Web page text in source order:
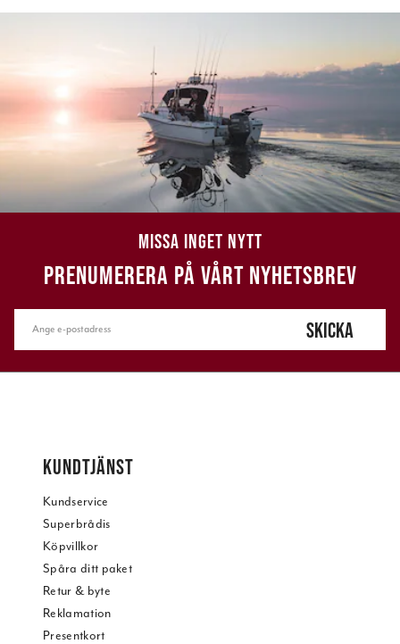
MISSA INGET NYTT
PRENUMERERA PÅ VÅRT NYHETSBREV
SKICKA
KUNDTJÄNST
Kundservice
Superbrådis
Köpvillkor
Spåra ditt paket
Retur & byte
Reklamation
Presentkort